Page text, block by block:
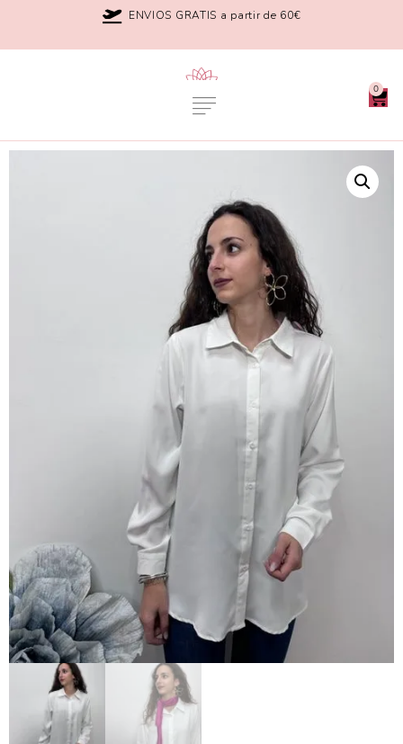
ENVIOS GRATIS a partir de 60€
0